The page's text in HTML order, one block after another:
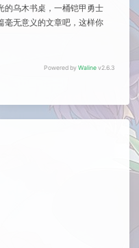
的乌木书桌，一桶铠甲勇士
毫无意义的文章吧，这样你
Powered by Waline v2.6.3